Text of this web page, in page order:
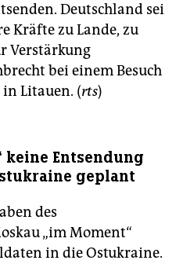
Deutschland sei
Kräfte zu Lande, zu
Verstärkung
bei einem Besuch
Litauen. (rts)
keine Entsendung
geplant
des
„im Moment“
in die Ostukraine.